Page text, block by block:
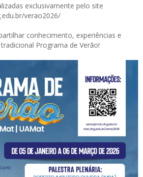
exclusivamente pelo site
verao2026/
conhecimento, experiências e
Programa de Verão!